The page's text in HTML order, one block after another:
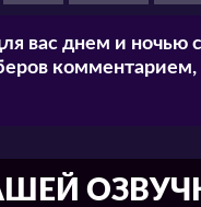
вас днем и ночью
комментарием,